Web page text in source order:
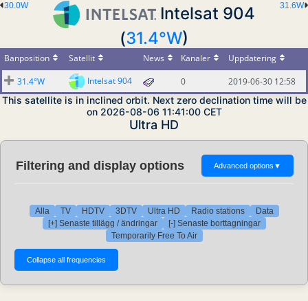
31.6W
30.0W
Intelsat 904
(31.4°W)
Banposition Satellit News Kanaler
Uppdatering
31.4°W
Intelsat 904 0
2019-06-30 12:58
This satellite is in inclined orbit. Next zero declination time will be
on 2026-08-06 11:41:00 CET
Ultra HD
Filtering and display options Advanced options ▼
Alla TV HDTV 3DTV Ultra HD Radio stations
Data
[+] Senaste tillägg / ändringar
[-] Senaste borttagningar
Temporarily Free To Air